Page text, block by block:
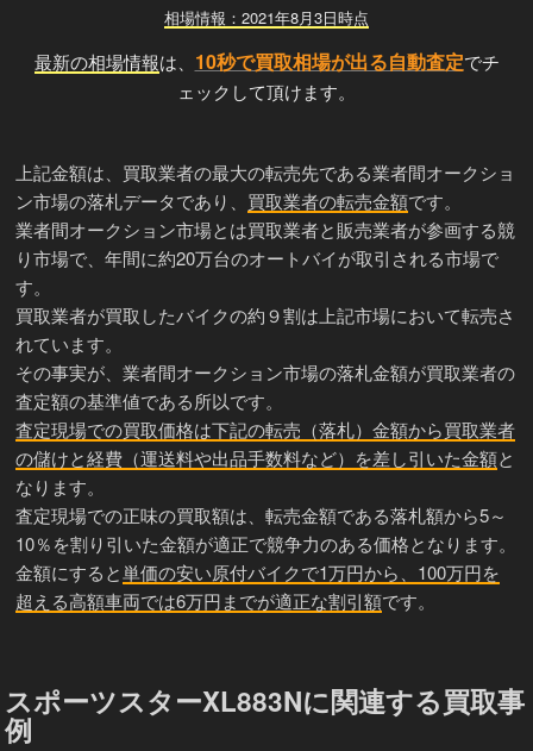
相場情報：2021年8月3日時点
最新の相場情報は、 10秒で買取相場が出る自動査定でチ
ェックして頂けます。
上記金額は、買取業者の最大の転売先である業者間オークショ
ン市場の落札データであり、 買取業者の転売金額です。
業者間オークション市場とは買取業者と販売業者が参画する競
り市場で、年間に約20万台のオートバイが取引される市場で
す。
買取業者が買取したバイクの約９割は上記市場において転売さ
れています。
その事実が、業者間オークション市場の落札金額が買取業者の
査定額の基準値である所以です。
査定現場での買取価格は下記の転売（落札）金額から買取業者
の儲けと経費（運送料や出品手数料など）を差し引いた金額と
なります。
査定現場での正味の買取額は、転売金額である落札額から5～
10％を割り引いた金額が適正で競争力のある価格となります。
金額にすると単価の安い原付バイクで1万円から、100万円を
超える高額車両では6万円までが適正な割引額です。
スポーツスターXL883Nに関連する買取事
例